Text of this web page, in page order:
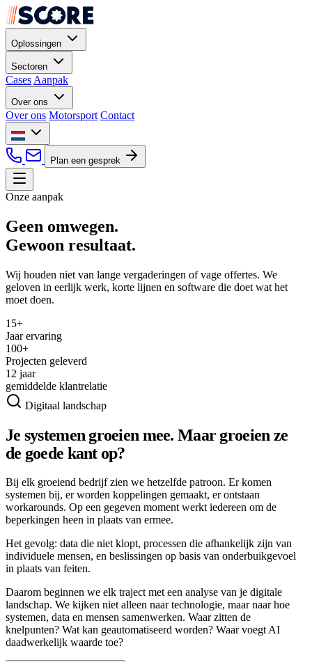
Oplossingen
Sectoren
Cases Aanpak
Over ons
Over ons Motorsport Contact
Plan een gesprek
Onze aanpak
Geen omwegen.
Gewoon resultaat.
Wij houden niet van lange vergaderingen of vage offertes. We
geloven in eerlijk werk, korte lijnen en software die doet wat het
moet doen.
15+
Jaar ervaring
100+
Projecten geleverd
12 jaar
gemiddelde klantrelatie
Digitaal landschap
Je systemen groeien mee. Maar groeien ze
de goede kant op?
Bij elk groeiend bedrijf zien we hetzelfde patroon. Er komen
systemen bij, er worden koppelingen gemaakt, er ontstaan
workarounds. Op een gegeven moment werkt iedereen om de
beperkingen heen in plaats van ermee.
Het gevolg: data die niet klopt, processen die afhankelijk zijn van
individuele mensen, en beslissingen op basis van onderbuikgevoel
in plaats van feiten.
Daarom beginnen we elk traject met een analyse van je digitale
landschap. We kijken niet alleen naar technologie, maar naar hoe
systemen, data en mensen samenwerken. Waar zitten de
knelpunten? Wat kan geautomatiseerd worden? Waar voegt AI
daadwerkelijk waarde toe?